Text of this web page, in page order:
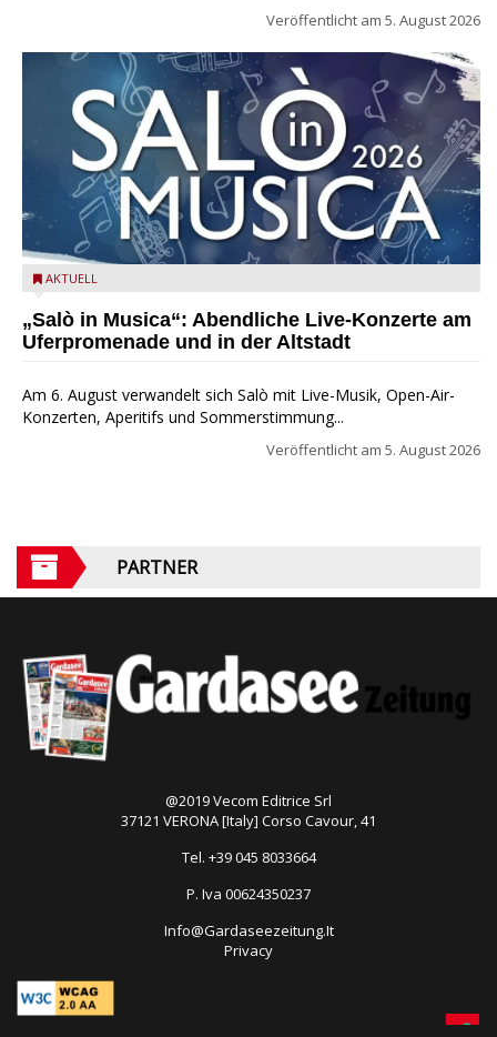
Veröffentlicht am 5. August 2026
Salò in Musica 2026
AKTUELL
„Salò in Musica“: Abendliche Live-Konzerte am
Uferpromenade und in der Altstadt
Am 6. August verwandelt sich Salò mit Live-Musik, Open-Air-
Konzerten, Aperitifs und Sommerstimmung...
Veröffentlicht am 5. August 2026
PARTNER
@2019 Vecom Editrice Srl
37121 VERONA [Italy] Corso Cavour, 41
Tel. +39 045 8033664
P. Iva 00624350237
Info@Gardaseezeitung.It
Privacy